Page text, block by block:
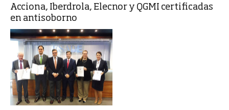
Acciona, Iberdrola, Elecnor y QGMI certificadas
en antisoborno